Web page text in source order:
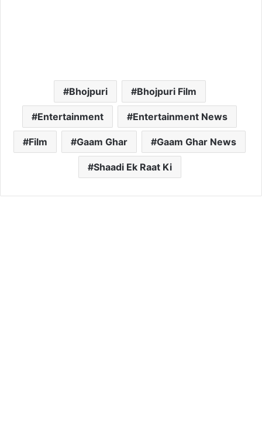
Bhojpuri Bhojpuri Film
Entertainment Entertainment News
Film Gaam Ghar Gaam Ghar News
Shaadi Ek Raat Ki